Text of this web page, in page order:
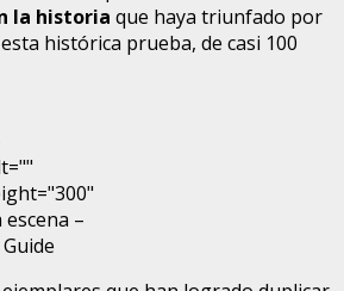
la historia que haya triunfado por
histórica prueba, de casi 100
escena –